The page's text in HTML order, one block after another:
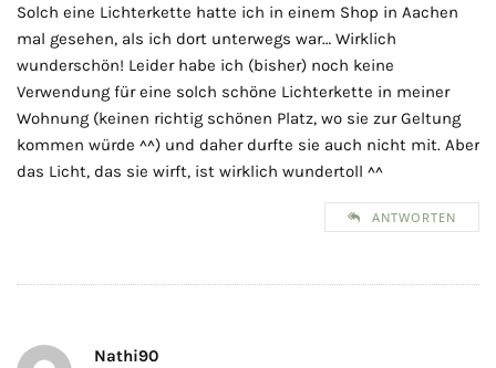
Solch eine Lichterkette hatte ich in einem Shop in Aachen
mal gesehen, als ich dort unterwegs war… Wirklich
wunderschön! Leider habe ich (bisher) noch keine
Verwendung für eine solch schöne Lichterkette in meiner
Wohnung (keinen richtig schönen Platz, wo sie zur Geltung
kommen würde ^^) und daher durfte sie auch nicht mit. Aber
das Licht, das sie wirft, ist wirklich wundertoll ^^
ANTWORTEN
Nathi90